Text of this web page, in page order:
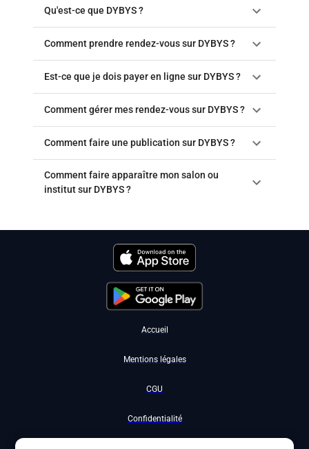
Qu'est-ce que DYBYS ?
Comment prendre rendez-vous sur DYBYS ?
Est-ce que je dois payer en ligne sur DYBYS ?
Comment gérer mes rendez-vous sur DYBYS ?
Comment faire une publication sur DYBYS ?
Comment faire apparaître mon salon ou
institut sur DYBYS ?
Accueil
Mentions légales
CGU
Confidentialité